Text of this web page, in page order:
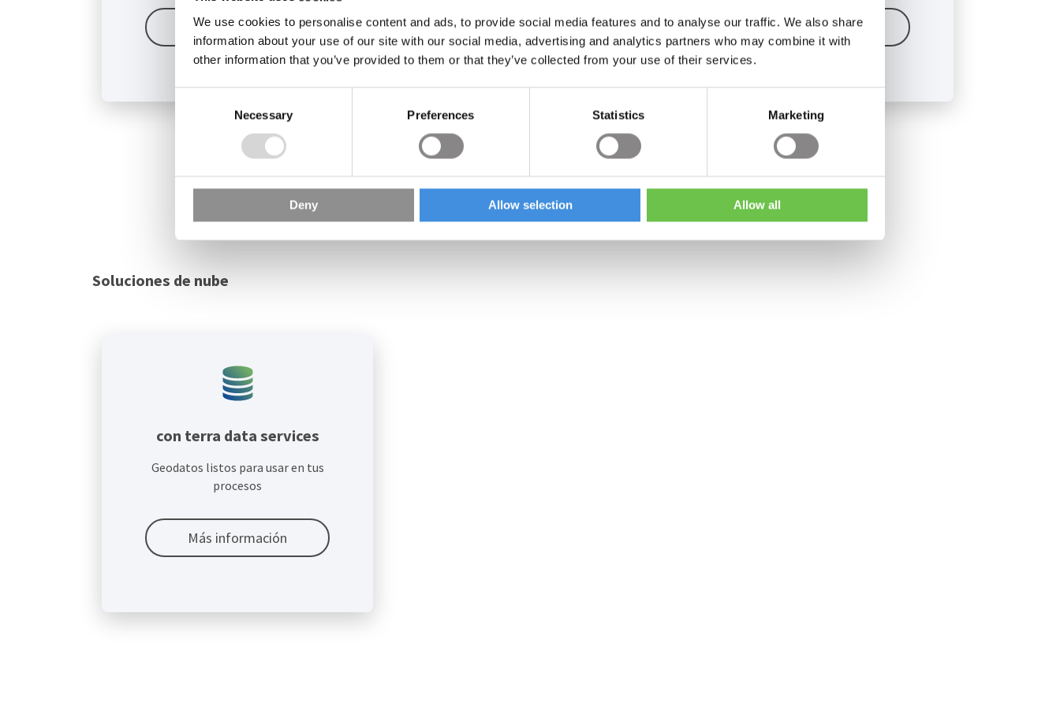
We use cookies to personalise content and ads, to provide social media features and to analyse our traffic. We also share
information about your use of our site with our social media, advertising and analytics partners who may combine it with
other information that you’ve provided to them or that they’ve collected from your use of their services.
Necessary Preferences Statistics Marketing
Deny Allow selection Allow all
Más información Más información Más información
Soluciones de nube
con terra data services
Geodatos listos para usar en tus
procesos
Más información